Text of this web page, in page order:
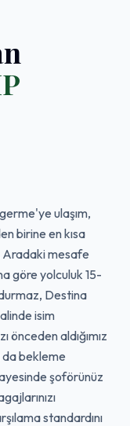
ulaşım,
birine en kısa
Aradaki mesafe
göre yolculuk 15-
Destina
isim
önceden aldığımız
da bekleme
şoförünüz
standardını